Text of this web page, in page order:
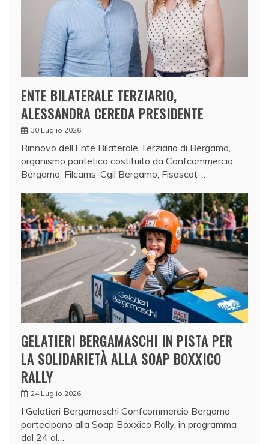
ENTE BILATERALE TERZIARIO,
ALESSANDRA CEREDA PRESIDENTE
30 Luglio 2026
Rinnovo dell’Ente Bilaterale Terziario di Bergamo,
organismo paritetico costituito da Confcommercio
Bergamo, Filcams-Cgil Bergamo, Fisascat-…
GELATIERI BERGAMASCHI IN PISTA PER
LA SOLIDARIETÀ ALLA SOAP BOXXICO
RALLY
24 Luglio 2026
I Gelatieri Bergamaschi Confcommercio Bergamo
partecipano alla Soap Boxxico Rally, in programma
dal 24 al…